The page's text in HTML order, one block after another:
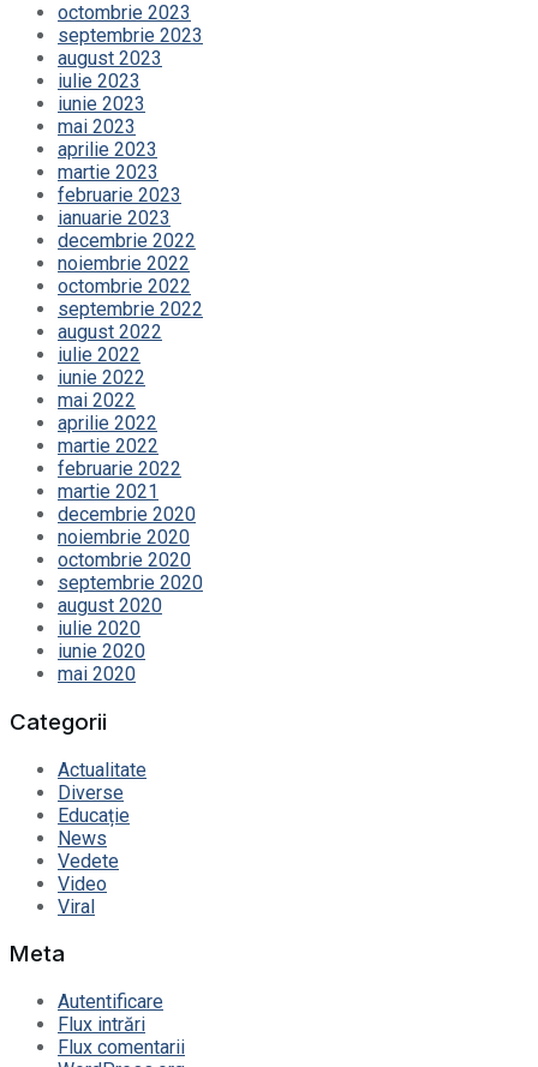
octombrie 2023
septembrie 2023
august 2023
iulie 2023
iunie 2023
mai 2023
aprilie 2023
martie 2023
februarie 2023
ianuarie 2023
decembrie 2022
noiembrie 2022
octombrie 2022
septembrie 2022
august 2022
iulie 2022
iunie 2022
mai 2022
aprilie 2022
martie 2022
februarie 2022
martie 2021
decembrie 2020
noiembrie 2020
octombrie 2020
septembrie 2020
august 2020
iulie 2020
iunie 2020
mai 2020
Categorii
Actualitate
Diverse
Educație
News
Vedete
Video
Viral
Meta
Autentificare
Flux intrări
Flux comentarii